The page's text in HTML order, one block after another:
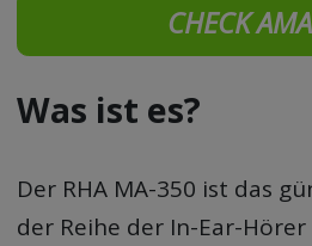
CHECK
Was ist es?
Der RHA MA-350 ist das
der Reihe der In-Ear-